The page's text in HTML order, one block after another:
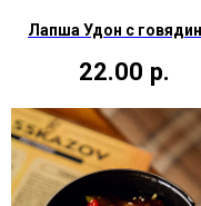
Лапша Удон с
22.00 р.